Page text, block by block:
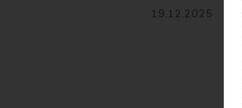
19.12.2025